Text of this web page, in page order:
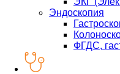
Эндоскопия
ФГДС,